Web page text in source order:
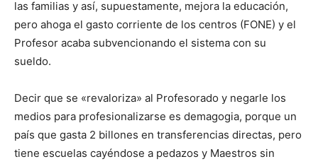
las familias y así, supuestamente, mejora la educación,
pero ahoga el gasto corriente de los centros (FONE) y el
Profesor acaba subvencionando el sistema con su
sueldo.
Decir que se «revaloriza» al Profesorado y negarle los
medios para profesionalizarse es demagogia, porque un
país que gasta 2 billones en transferencias directas, pero
tiene escuelas cayéndose a pedazos y Maestros sin